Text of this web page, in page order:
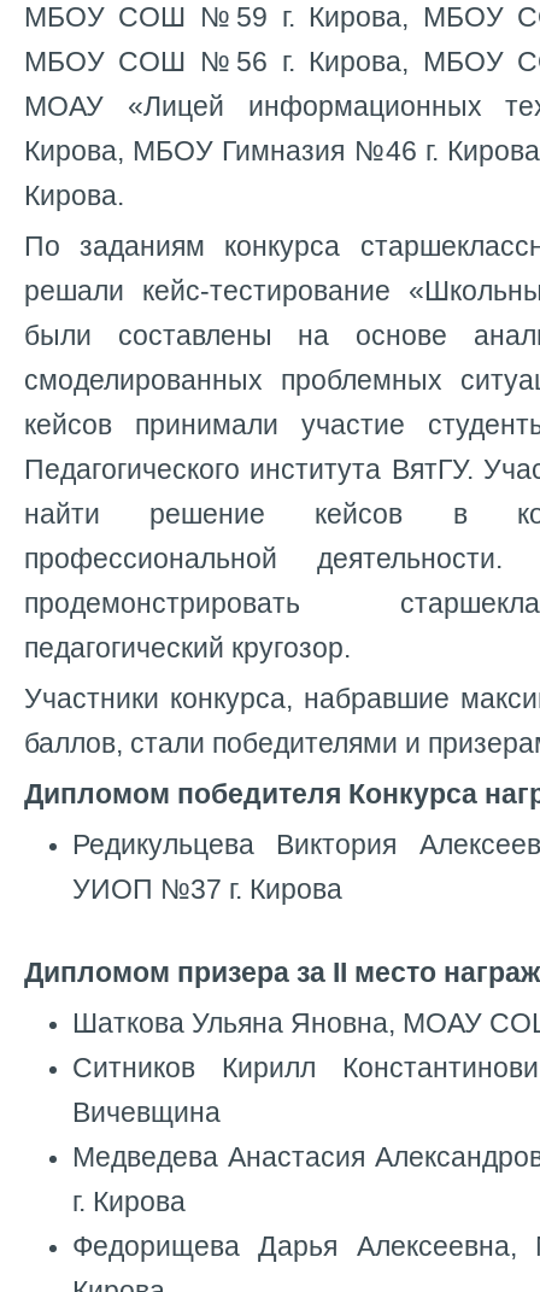
МБОУ СОШ №59 г. Кирова, МБОУ
МБОУ СОШ №56 г. Кирова, МБОУ
МОАУ «Лицей информационных
Кирова, МБОУ Гимназия №46 г.
Кирова.
По заданиям конкурса
решали кейс-тестирование
были составлены на основе
смоделированных проблемных
кейсов принимали участие
Педагогического института ВятГУ.
найти решение кейсов в
профессиональной
продемонстрировать
педагогический кругозор.
Участники конкурса, набравшие
баллов, стали победителями и
Дипломом победителя Конкурса
Редикульцева Виктория
УИОП №37 г. Кирова
Дипломом призера за II место
Шаткова Ульяна Яновна, МОАУ
Ситников Кирилл
Вичевщина
Медведева Анастасия
г. Кирова
Федорищева Дарья